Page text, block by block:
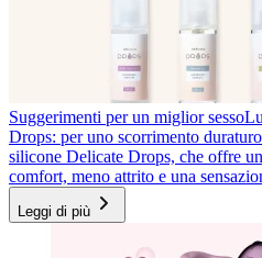
Suggerimenti per un miglior sesso
Drops: per uno scorrimento
silicone Delicate Drops, che offre
comfort, meno attrito e una
Leggi di più